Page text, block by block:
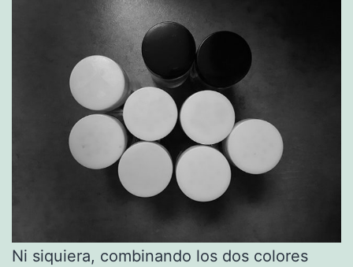
Ni siquiera, combinando los dos colores